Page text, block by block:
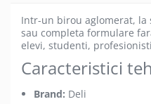
Mouse Pad Gaming
Tastatura Gaming
Accesorii laptop
Cooler laptop
Intr-un birou aglomerat, la
sau completa formulare
elevi, studenti,
Caracteristici
Brand: Deli